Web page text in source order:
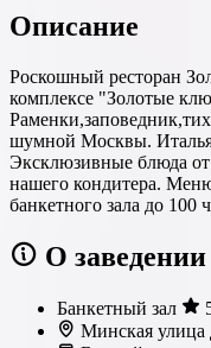
Описание
Роскошный ресторан
комплексе "Золотые
шумной Москвы.
Эксклюзивные блюда от
нашего кондитера.
банкетного зала до 100
О
Банкетный зал
Минская улица